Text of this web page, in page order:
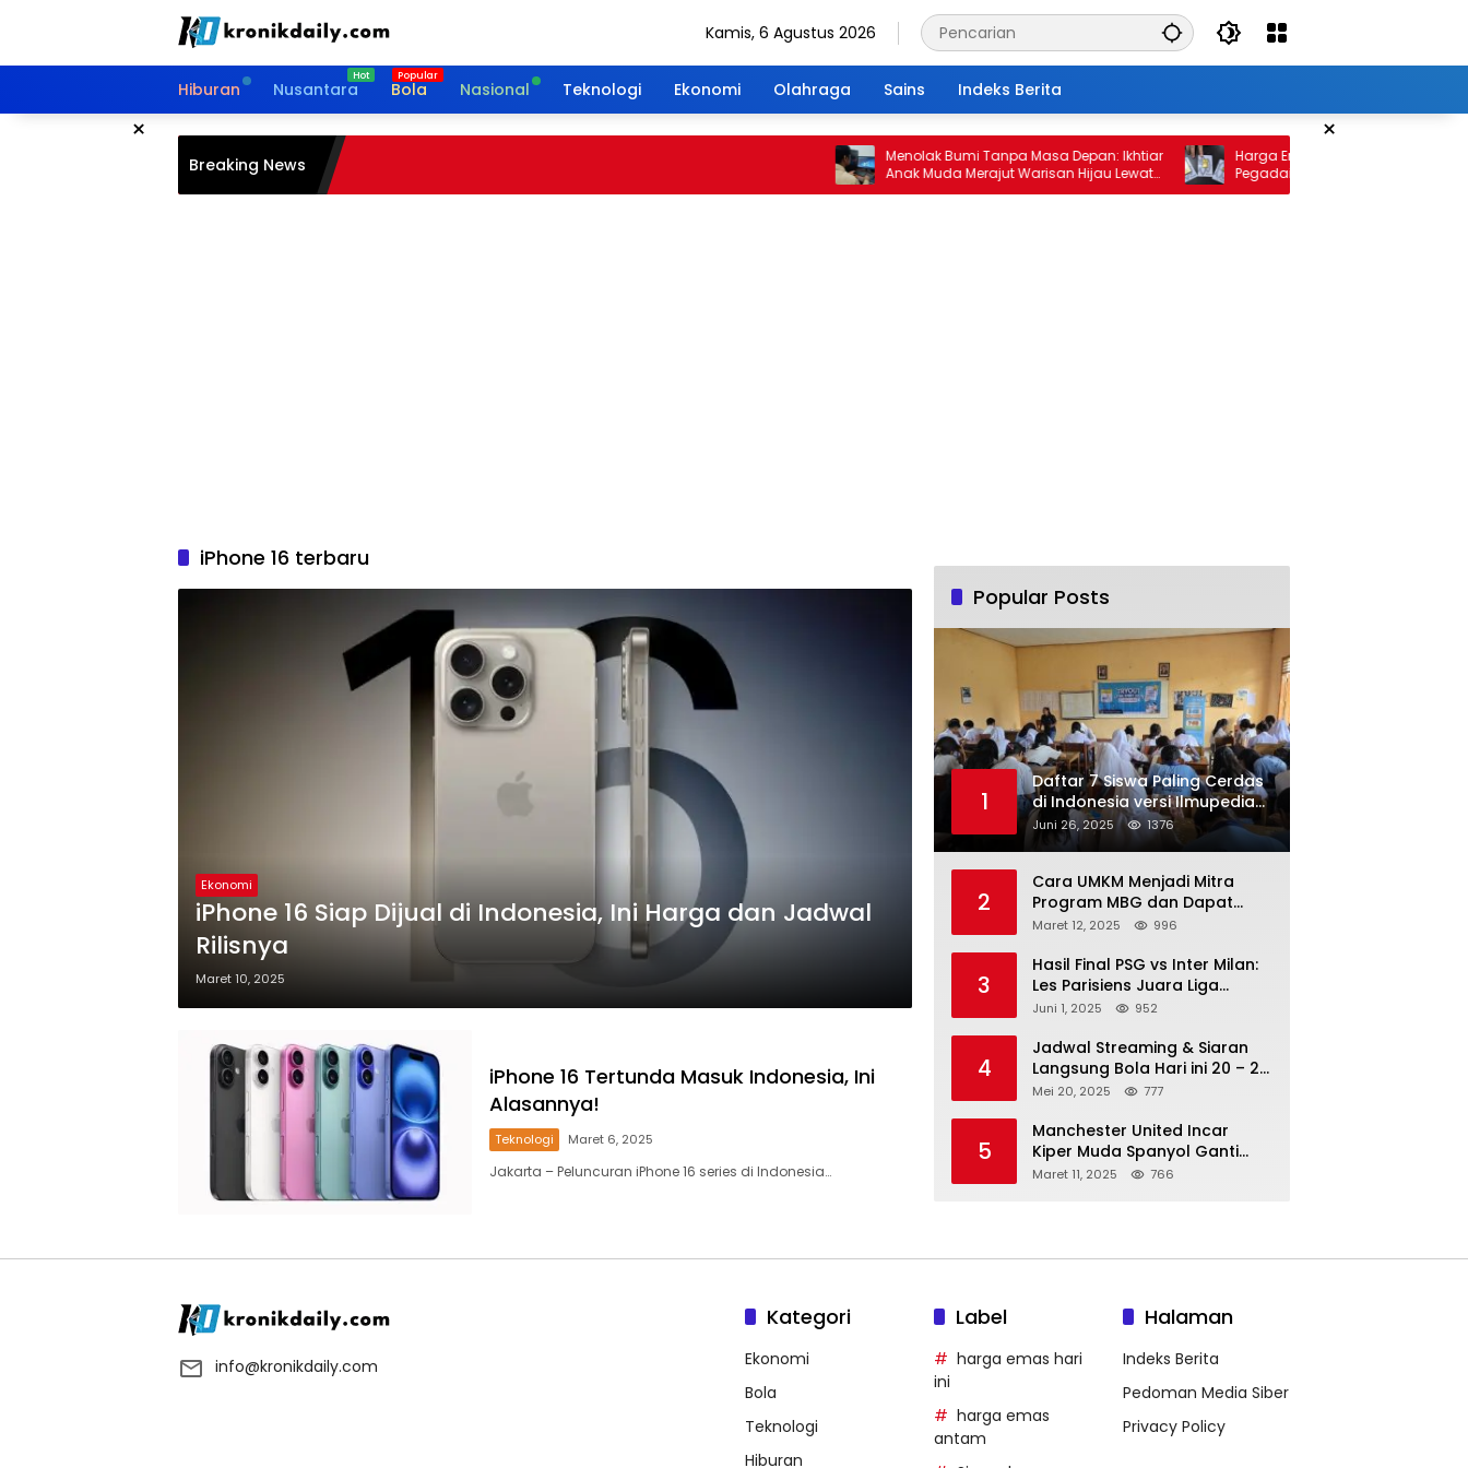
Kamis, 6 Agustus 2026
Hiburan Nusantara Bola Nasional Teknologi Ekonomi Olahraga Sains Indeks Berita
× ×
Breaking News
Menolak Bumi Tanpa Masa Depan: Ikhtiar
Anak Muda Merajut Warisan Hijau Lewat
Portal Waktu
Harga Emas 10 Februari 2026: Antam
Pegadaian Kembali Melonjak
iPhone 16 terbaru
Ekonomi
iPhone 16 Siap Dijual di Indonesia, Ini Harga dan Jadwal
Rilisnya
Maret 10, 2025
iPhone 16 Tertunda Masuk Indonesia, Ini
Alasannya!
Teknologi Maret 6, 2025
Jakarta – Peluncuran iPhone 16 series di Indonesia…
Popular Posts
1
Daftar 7 Siswa Paling Cerdas
di Indonesia versi Ilmupedia
Tryout UTBK 2025
Juni 26, 2025 1376
2
Cara UMKM Menjadi Mitra
Program MBG dan Dapat
Modal Hingga Rp500 Juta
Maret 12, 2025 996
3
Hasil Final PSG vs Inter Milan:
Les Parisiens Juara Liga
Champions 2025 usai Bantai il
Juni 1, 2025 952
4
Jadwal Streaming & Siaran
Langsung Bola Hari ini 20 – 21
Mei 2025: Manchester City vs
Mei 20, 2025 777
5
Manchester United Incar
Kiper Muda Spanyol Ganti
Andre Onana
Maret 11, 2025 766
info@kronikdaily.com
Kategori
Ekonomi
Bola
Teknologi
Hiburan
Label
harga emas hari
ini
harga emas
antam
Halaman
Indeks Berita
Pedoman Media Siber
Privacy Policy